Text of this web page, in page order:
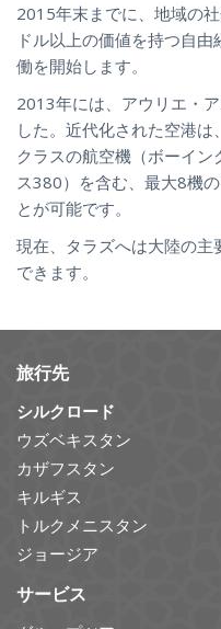
2015年末までに、地域の
ドル以上の価値を持つ自
働を開始します。
2013年には、アウリエ・
した。近代化された空港
クラスの航空機（ボーイ
ス380）を含む、最大8機
とが可能です。
現在、タラズへは大陸の
できます。
旅行先
シルクロード
ウズベキスタン
カザフスタン
キルギス
トルクメニスタン
ジョージア
サービス